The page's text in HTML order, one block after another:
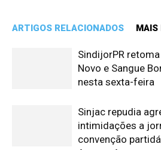
ARTIGOS RELACIONADOS MAIS
SindijorPR
Novo e Sangue
nesta sexta-feira
Sinjac repudia
intimidações a
convenção